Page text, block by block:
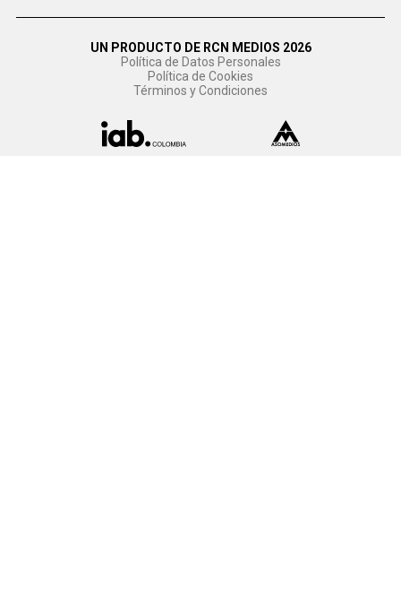
UN PRODUCTO DE RCN MEDIOS 2026
Política de Datos Personales
Política de Cookies
Términos y Condiciones